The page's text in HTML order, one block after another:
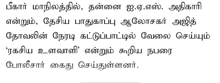
பீகார் மாநிலத்தில், தன்னை ஐ.ஏ.எஸ். அதிகாரி
என்றும், தேசிய பாதுகாப்பு ஆலோசகர் அஜித்
தோவலின் நேரடி கட்டுப்பாட்டில் வேலை செய்யும்
‘ரகசிய உளவாளி’ என்றும் கூறிய நபரை
போலீசார் கைது செய்துள்ளனர்.